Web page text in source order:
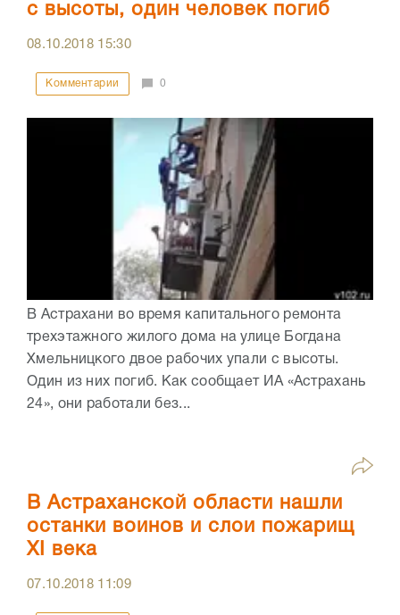
с высоты, один человек погиб
08.10.2018 15:30
Комментарии 0
В Астрахани во время капитального ремонта
трехэтажного жилого дома на улице Богдана
Хмельницкого двое рабочих упали с высоты.
Один из них погиб. Как сообщает ИА «Астрахань
24», они работали без...
В Астраханской области нашли
останки воинов и слои пожарищ
XI века
07.10.2018 11:09